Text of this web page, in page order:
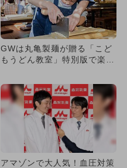
GWは丸亀製麺が贈る「こど
もうどん教室」特別版で楽し
アマゾンで大人気！血圧対策